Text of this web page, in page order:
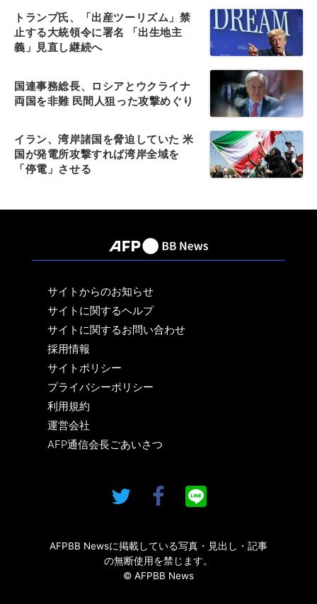
トランプ氏、「出産ツーリズム」禁
止する大統領令に署名 「出生地主
義」見直し継続へ
国連事務総長、ロシアとウクライナ
両国を非難 民間人狙った攻撃めぐり
イラン、湾岸諸国を脅迫していた 米
国が発電所攻撃すれば湾岸全域を
「停電」させる
サイトからのお知らせ
サイトに関するヘルプ
サイトに関するお問い合わせ
採用情報
サイトポリシー
プライバシーポリシー
利用規約
運営会社
AFP通信会長ごあいさつ
AFPBB Newsに掲載している写真・見出し・記事
の無断使用を禁じます。
© AFPBB News